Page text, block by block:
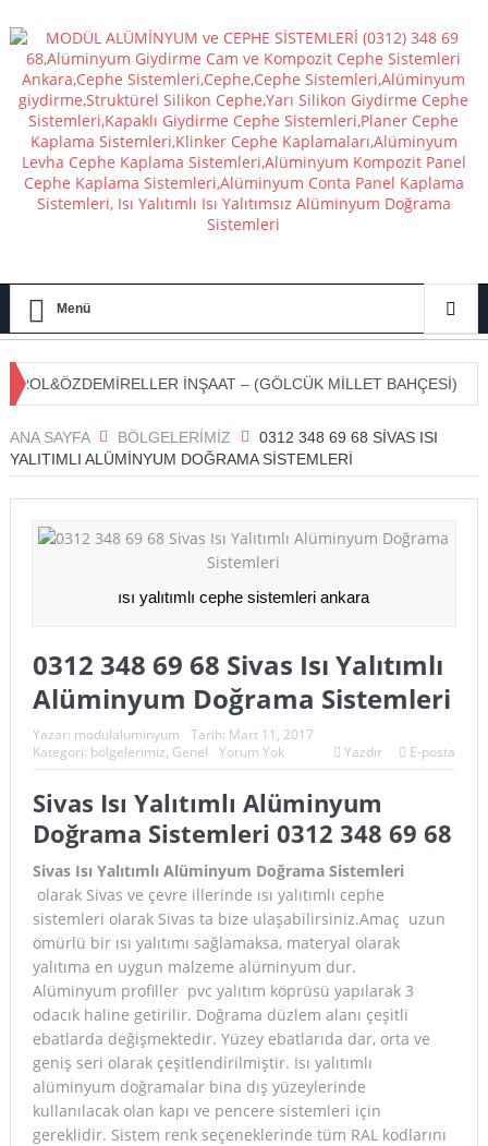
Menü
İNŞAAT – (GÖLCÜK MİLLET BAHÇESİ) ELF
ANA SAYFA BÖLGELERIMIZ
0312 348 69 68 SIVAS ISI
YALITIMLI ALÜMINYUM DOĞRAMA SISTEMLERI
ısı yalıtımlı cephe sistemleri ankara
0312 348 69 68 Sivas Isı Yalıtımlı
Alüminyum Doğrama Sistemleri
Yazar: modulaluminyum Tarih: Mart 11, 2017
Kategori: bölgelerimiz, Genel Yorum Yok Yazdır E-posta
Sivas Isı Yalıtımlı Alüminyum
Doğrama Sistemleri 0312 348 69 68
Sivas Isı Yalıtımlı Alüminyum Doğrama Sistemleri
olarak Sivas ve çevre illerinde ısı yalıtımlı cephe
sistemleri olarak Sivas ta bize ulaşabilirsiniz.Amaç uzun
ömürlü bir ısı yalıtımı sağlamaksa, materyal olarak
yalıtıma en uygun malzeme alüminyum dur.
Alüminyum profiller pvc yalıtım köprüsü yapılarak 3
odacık haline getirilir. Doğrama düzlem alanı çeşitli
ebatlarda değişmektedir. Yüzey ebatlarıda dar, orta ve
geniş seri olarak çeşitlendirilmiştir. Isı yalıtımlı
alüminyum doğramalar bina dış yüzeylerinde
kullanılacak olan kapı ve pencere sistemleri için
gereklidir. Sistem renk seçeneklerinde tüm RAL kodlarını